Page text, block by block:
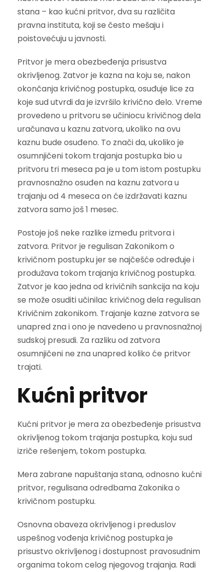
stana – kao kućni pritvor, dva su različita
pravna instituta, koji se često mešaju i
poistovećuju u javnosti.
Pritvor je mera obezbeđenja prisustva
okrivljenog. Zatvor je kazna na koju se, nakon
okončanja krivičnog postupka, osuđuje lice za
koje sud utvrdi da je izvršilo krivično delo. Vreme
provedeno u pritvoru se učiniocu krivičnog dela
uračunava u kaznu zatvora, ukoliko na ovu
kaznu bude osuđeno. To znači da, ukoliko je
osumnjičeni tokom trajanja postupka bio u
pritvoru tri meseca pa je u tom istom postupku
pravnosnažno osuđen na kaznu zatvora u
trajanju od 4 meseca on će izdržavati kaznu
zatvora samo još 1 mesec.
Postoje još neke razlike između pritvora i
zatvora. Pritvor je regulisan Zakonikom o
krivičnom postupku jer se najčešće određuje i
produžava tokom trajanja krivičnog postupka.
Zatvor je kao jedna od krivičnih sankcija na koju
se može osuditi učinilac krivičnog dela regulisan
Krivičnim zakonikom. Trajanje kazne zatvora se
unapred zna i ono je navedeno u pravnosnažnoj
sudskoj presudi. Za razliku od zatvora
osumnjičeni ne zna unapred koliko će pritvor
trajati.
Kućni pritvor
Kućni pritvor je mera za obezbeđenje prisustva
okrivljenog tokom trajanja postupka, koju sud
izriče rešenjem, tokom postupka.
Mera zabrane napuštanja stana, odnosno kućni
pritvor, regulisana odredbama Zakonika o
krivičnom postupku.
Osnovna obaveza okrivljenog i preduslov
uspešnog vođenja krivičnog postupka je
prisustvo okrivljenog i dostupnost pravosudnim
organima tokom celog njegovog trajanja. Radi